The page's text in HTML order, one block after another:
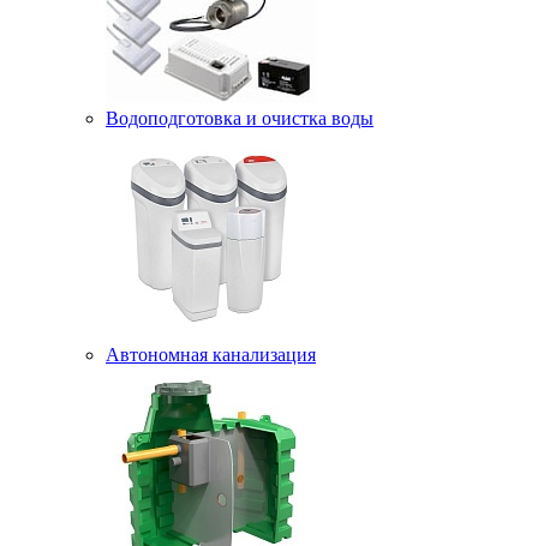
Водоподготовка и очистка воды
Автономная канализация